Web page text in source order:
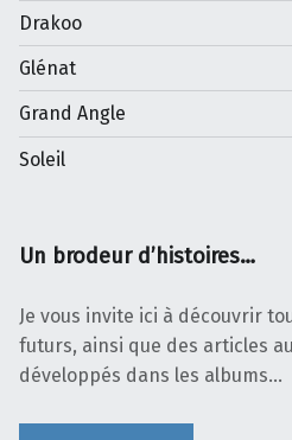
Drakoo
Glénat
Grand Angle
Soleil
Un brodeur d’histoires…
Je vous invite ici à découvrir
futurs, ainsi que des articles
développés dans les albums…